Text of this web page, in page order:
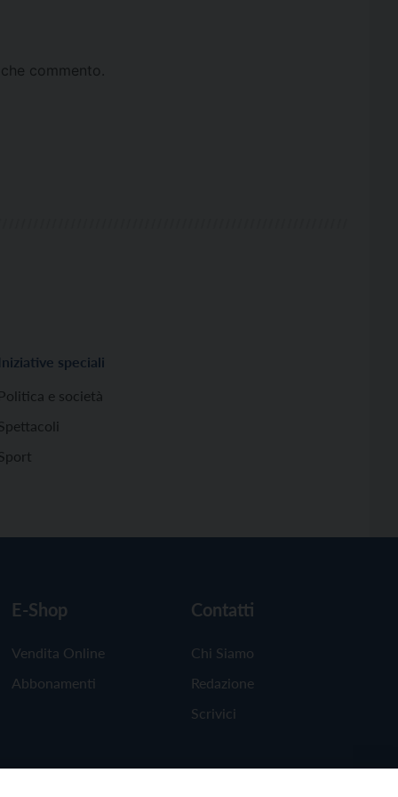
commento.
Iniziative speciali
Politica e società
E-Shop
Vendita Online
Abbonamenti
Contatti
Chi Siamo
Redazione
Scrivici